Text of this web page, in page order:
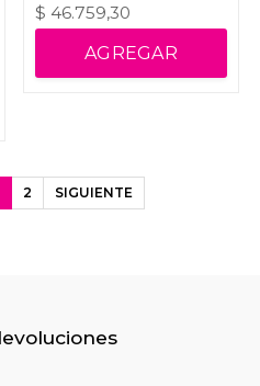
$ 46.759,30
AGREGAR
2 SIGUIENTE